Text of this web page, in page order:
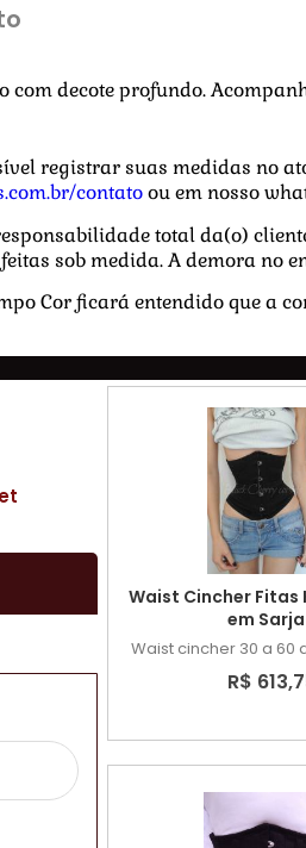
com decote profundo.
registrar suas medidas no
contatoou em nosso
total da(o)
sob medida. A demora no
Cor ficará entendido que a
Waist Cincher Fitas
em Sarja
Waist cincher 30 a 60
R$